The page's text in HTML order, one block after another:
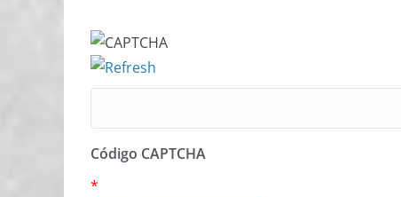
Código CAPTCHA
*